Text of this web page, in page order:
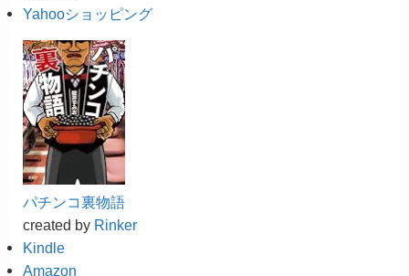
Yahooショッピング
パチンコ裏物語
created by Rinker
Kindle
Amazon